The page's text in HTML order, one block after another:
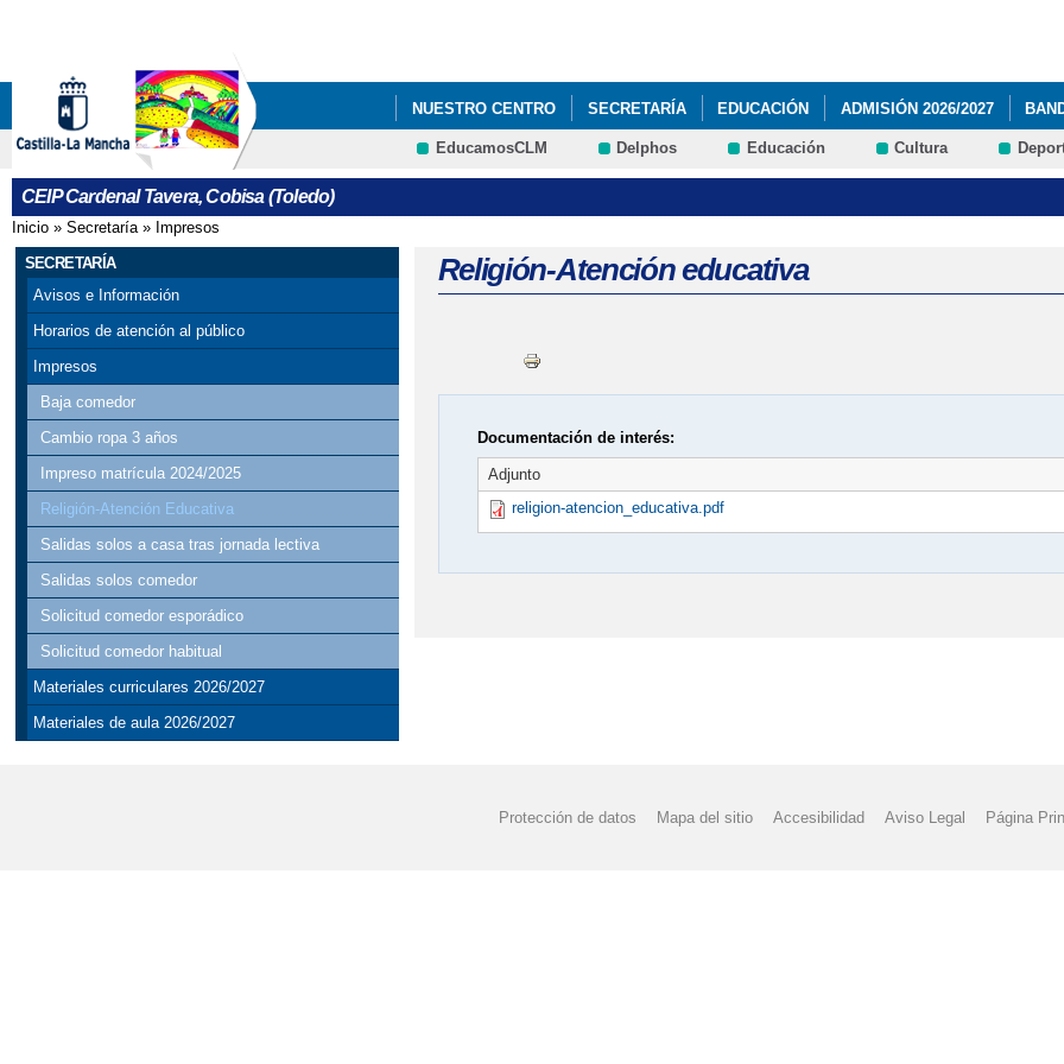
NUESTRO CENTRO SECRETARÍA EDUCACIÓN ADMISIÓN 2026/2027
EducamosCLM Delphos Educación Cultura
CEIP Cardenal Tavera, Cobisa (Toledo)
Se encuentra usted aquí
Inicio » Secretaría» Impresos
SECRETARÍA
Avisos e Información
Horarios de atención al público
Impresos
Baja comedor
Cambio ropa 3 años
Impreso matrícula 2024/2025
Religión-Atención Educativa
Salidas solos a casa tras jornada lectiva
Salidas solos comedor
Solicitud comedor esporádico
Solicitud comedor habitual
Materiales curriculares 2026/2027
Materiales de aula 2026/2027
Religión-Atención educativa
Documentación de interés:
Adjunto
religion-atencion_educativa.pdf
Protección de datos Mapa del sitio Accesibilidad Aviso Legal Página